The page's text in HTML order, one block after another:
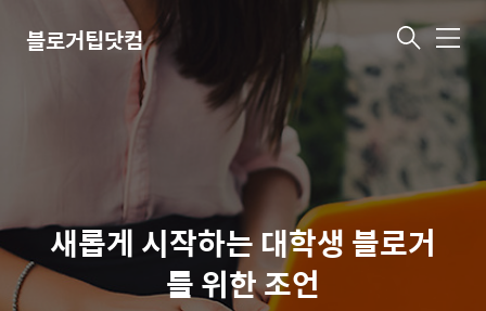
블로거팁닷컴 메
뉴
새롭게 시작하는 대학생 블로거
를 위한 조언